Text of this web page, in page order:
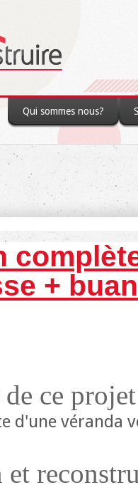
Qui sommes nous?
+
d'une véranda
de ce